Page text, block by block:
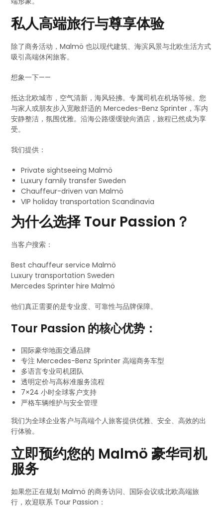
私人高端旅行与尊享体验
除了商务活动，Malmö 也以现代建筑、海滨风景与北欧生活方式
吸引高端休闲旅客。
想象一下——
抵达北欧城市，空气清新，海风轻拂。专属司机在机场等候。您
与家人或朋友步入宽敞舒适的 Mercedes-Benz Sprinter，车内
安静整洁，氛围优雅。沿海公路缓缓驶向酒店，旅程已然成为享
受。
我们提供：
Private sightseeing Malmö
Luxury family transfer Sweden
Chauffeur-driven van Malmö
VIP holiday transportation Scandinavia
为什么选择 Tour Passion？
当客户搜索：
Best chauffeur service Malmö
Luxury transportation Sweden
Mercedes Sprinter hire Malmö
他们真正需要的是专业度、可靠性与品牌保障。
Tour Passion 的核心优势：
国际豪华地面交通品牌
专注 Mercedes-Benz Sprinter 高端商务车型
多语言专业司机团队
透明定价与高标准服务流程
7×24 小时全球客户支持
严格车辆维护与安全管理
我们为全球企业客户与高端个人旅客提供优雅、安全、高效的出
行体验。
立即预约您的 Malmö 豪华司机
服务
如果您正在规划 Malmö 的商务访问、国际会议或北欧高端旅
行，欢迎联系 Tour Passion：